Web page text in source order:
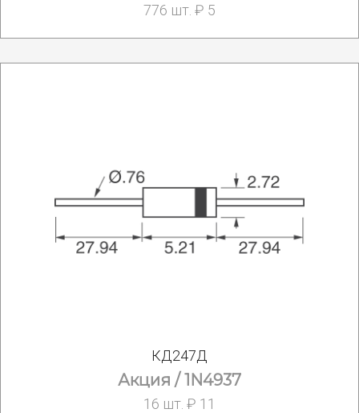
776 шт. ₽ 5
КД247Д
Акция / 1N4937
16 шт. ₽ 11